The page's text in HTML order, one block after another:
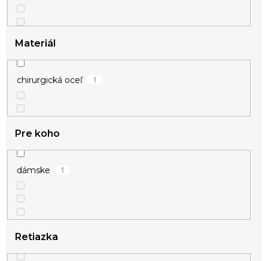
Materiál
chirurgická oceľ 1
Pre koho
dámske 1
Retiazka